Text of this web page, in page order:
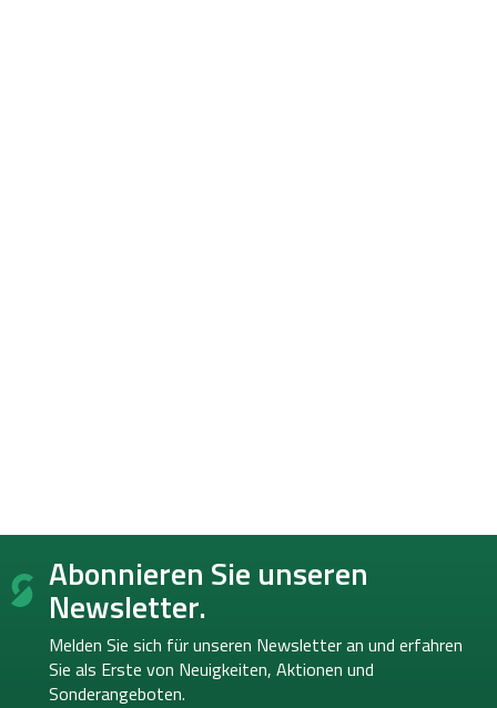
F
ß Abonnieren Sie unseren
Newsletter.
Melden Sie sich für unseren Newsletter an und erfahren
Sie als Erste von Neuigkeiten, Aktionen und
Sonderangeboten.